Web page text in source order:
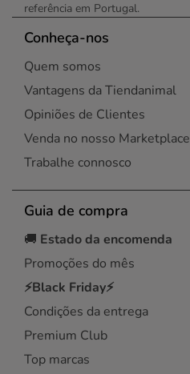
referência em Portugal.
Conheça-nos
Quem somos
Vantagens da Tiendanimal
Opiniões de Clientes
Venda no nosso Marketplace
Trabalhe connosco
Guia de compra
🚚 Estado da encomenda
Promoções do mês
⚡Black Friday⚡
Condições da entrega
Premium Club
Top marcas